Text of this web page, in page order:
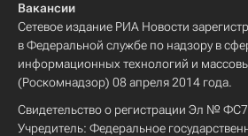
Вакансии
Сетевое издание РИА Новости
в Федеральной службе по надзору в
информационных технологий и
(Роскомнадзор) 08 апреля 2014 года.
Свидетельство о регистрации Эл №
Учредитель: Федеральное